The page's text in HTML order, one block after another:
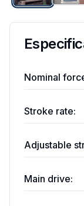
Nominal
Stroke rate:
Adjustable
Main drive: